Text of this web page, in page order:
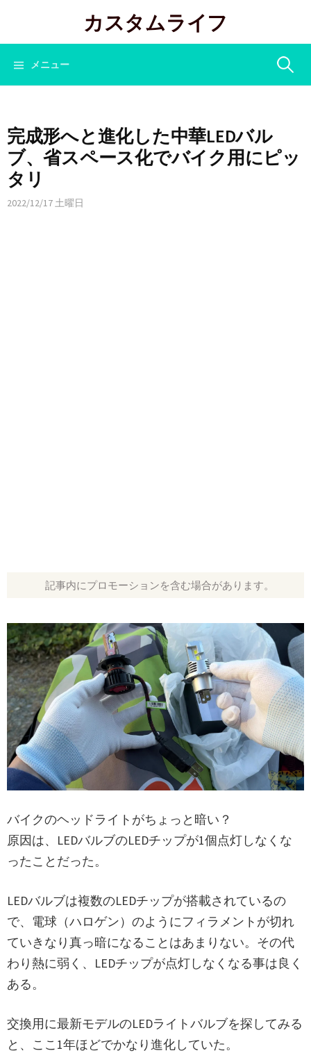
テ
キ
ッ
カスタムライフ
メニュー 検
完成形へと進化した中華LEDバル
ブ、省スペース化でバイク用にピッ
タリ
2022/12/17 土曜日
記事内にプロモーションを含む場合があります。
バイクのヘッドライトがちょっと暗い？
原因は、LEDバルブのLEDチップが1個点灯しなくな
ったことだった。
LEDバルブは複数のLEDチップが搭載されているの
で、電球（ハロゲン）のようにフィラメントが切れ
ていきなり真っ暗になることはあまりない。その代
わり熱に弱く、LEDチップが点灯しなくなる事は良く
ある。
交換用に最新モデルのLEDライトバルブを探してみる
と、ここ1年ほどでかなり進化していた。